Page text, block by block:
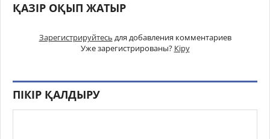
ҚАЗІР ОҚЫП ЖАТЫР
Зарегистрируйтесь для добавления комментариев
Уже зарегистрированы? Кіру
ПІКІР ҚАЛДЫРУ